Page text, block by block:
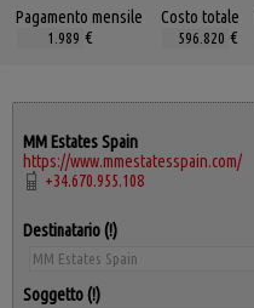
Pagamento mensile
€
Costo totale
€
MM Estates Spain
https://www.mmestatesspain.com/
+34.670.955.108
Destinatario
Soggetto